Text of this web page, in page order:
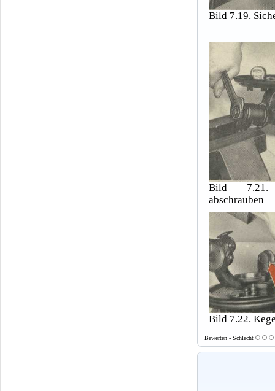
Bild 7.19.
Bild 7.21.
abschrauben
Bild 7.22.
Bewerten - Schlecht